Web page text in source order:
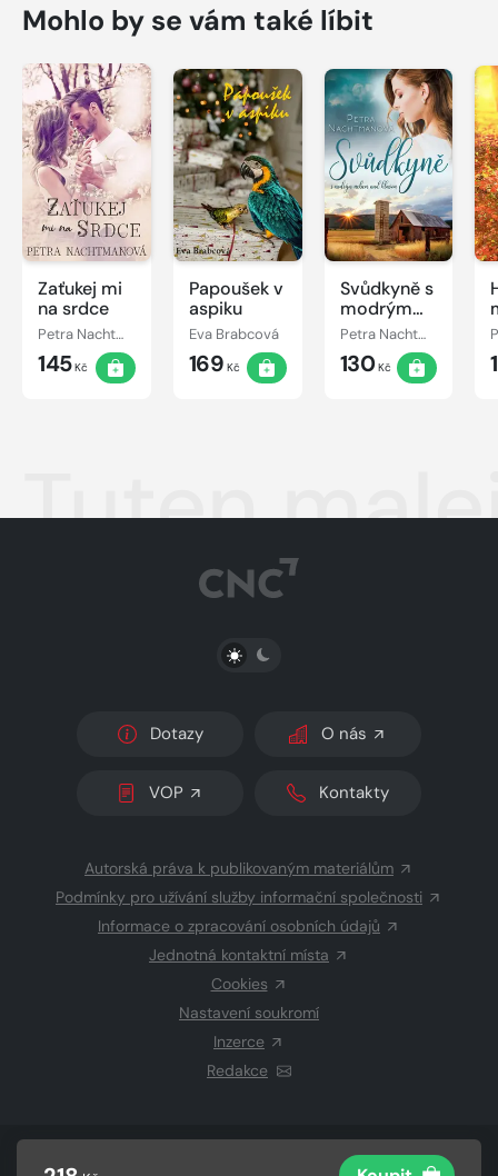
Mohlo by se vám také líbit
Zaťukej mi
na srdce
Petra Nachtmanová
145Kč
Papoušek v
aspiku
Eva Brabcová
169 Kč
Svůdkyně s
modrým
nebem nad
hlavou
Petra Nachtmanová
130Kč
Tuten
PŘEPNOUT SVĚTLÝ/TMAVÝ REŽIM
Dotazy O nás
VOP Kontakty
Autorská práva k publikovaným materiálům
Podmínky pro užívání služby informační společnosti
Informace o zpracování osobních údajů
Jednotná kontaktní místa
Cookies
Nastavení soukromí
Inzerce
Redakce
CZECH NEWS CENTER a.s.a dodavatelé